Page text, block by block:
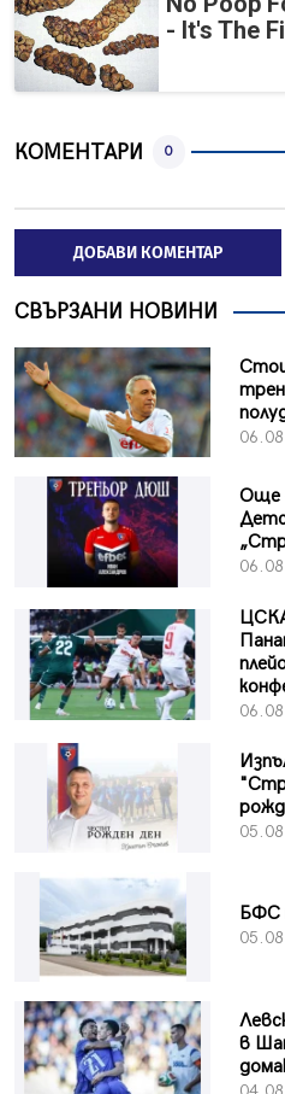
- It's The
КОМЕНТАРИ 0
ДОБАВИ КОМЕНТАР
СВЪРЗАНИ НОВИНИ
Още
БФC
в